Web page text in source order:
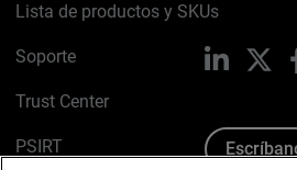
Lista de productos y SKUs
Soporte
Trust Center
PSIRT
LinkedIn